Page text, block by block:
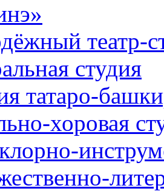
театр-
студия
татаро-
хоровая